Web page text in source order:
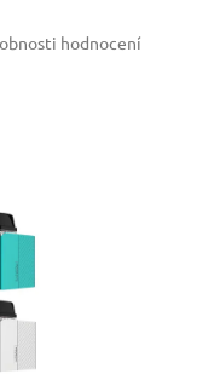
je 0,0 z 5
hodnocení